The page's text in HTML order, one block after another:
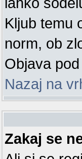
Kljub temu
norm, ob
Objava
Nazaj na
Zakaj se